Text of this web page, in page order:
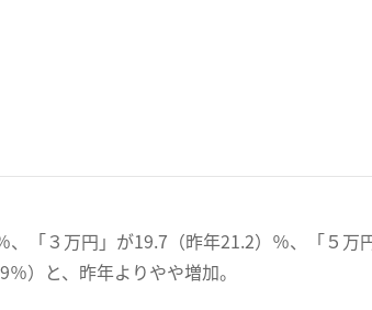
「３万円」が19.7（昨年21.2）％、「５万
）と、昨年よりやや増加。